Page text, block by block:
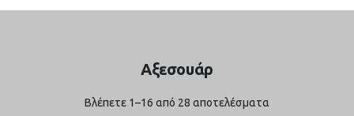
Αξεσουάρ
Βλέπετε 1–16 από 28 αποτελέσματα